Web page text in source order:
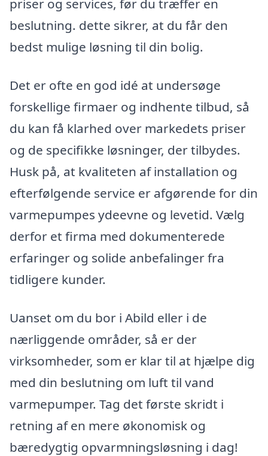
priser og services, før du træffer en
beslutning. dette sikrer, at du får den
bedst mulige løsning til din bolig.
Det er ofte en god idé at undersøge
forskellige firmaer og indhente tilbud, så
du kan få klarhed over markedets priser
og de specifikke løsninger, der tilbydes.
Husk på, at kvaliteten af installation og
efterfølgende service er afgørende for din
varmepumpes ydeevne og levetid. Vælg
derfor et firma med dokumenterede
erfaringer og solide anbefalinger fra
tidligere kunder.
Uanset om du bor i Abild eller i de
nærliggende områder, så er der
virksomheder, som er klar til at hjælpe dig
med din beslutning om luft til vand
varmepumper. Tag det første skridt i
retning af en mere økonomisk og
bæredygtig opvarmningsløsning i dag!